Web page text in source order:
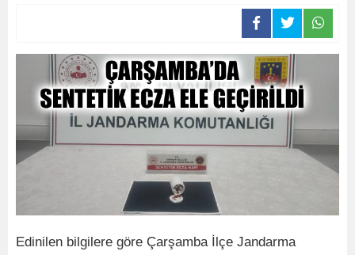
Edinilen bilgilere göre Çarşamba İlçe Jandarma